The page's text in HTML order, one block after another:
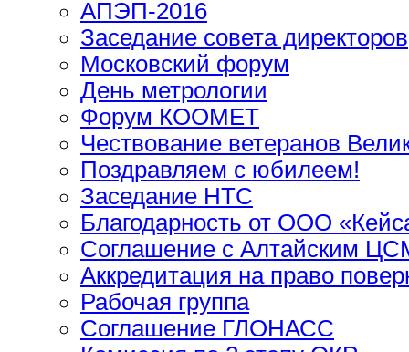
АПЭП-2016
Заседание совета директоров
Московский форум
День метрологии
Форум КООМЕТ
Чествование ветеранов
Поздравляем с юбилеем!
Заседание НТС
Благодарность от ООО
Соглашение с Алтайским
Аккредитация на право
Рабочая группа
Соглашение ГЛОНАСС